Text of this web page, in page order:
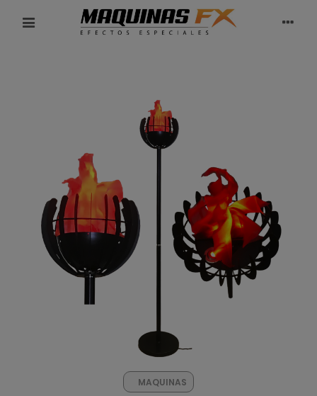
MAQUINAS